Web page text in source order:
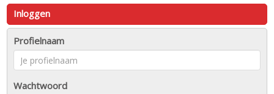
Inloggen
Profielnaam
Wachtwoord